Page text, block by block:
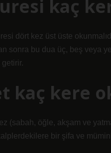
kaç
dört kez üst üste
sonra bu dua üç, beş veya
kaç kere
(sabah, öğle, akşam ve
bir şifa ve